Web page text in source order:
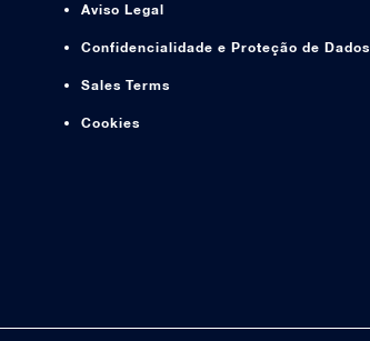
Aviso Legal
Confidencialidade e Proteção de Dados
Sales Terms
Cookies